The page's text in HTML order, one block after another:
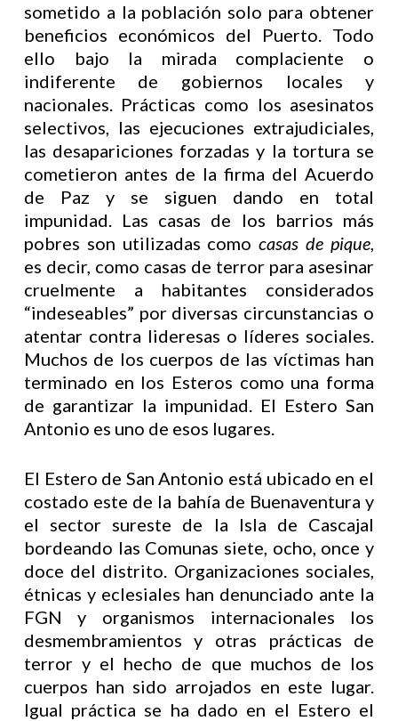
sometido a la población solo para obtener
beneficios económicos del Puerto. Todo
ello bajo la mirada complaciente o
indiferente de gobiernos locales y
nacionales. Prácticas como los asesinatos
selectivos, las ejecuciones extrajudiciales,
las desapariciones forzadas y la tortura se
cometieron antes de la firma del Acuerdo
de Paz y se siguen dando en total
impunidad. Las casas de los barrios más
pobres son utilizadas comocasas de pique,
es decir, como casas de terror para asesinar
cruelmente a habitantes considerados
“indeseables” por diversas circunstancias o
atentar contra lideresas o líderes sociales.
Muchos de los cuerpos de las víctimas han
terminado en los Esteros como una forma
de garantizar la impunidad. El Estero San
Antonio es uno de esos lugares.
El Estero de San Antonio está ubicado en el
costado este de la bahía de Buenaventura y
el sector sureste de la Isla de Cascajal
bordeando las Comunas siete, ocho, once y
doce del distrito. Organizaciones sociales,
étnicas y eclesiales han denunciado ante la
FGN y organismos internacionales los
desmembramientos y otras prácticas de
terror y el hecho de que muchos de los
cuerpos han sido arrojados en este lugar.
Igual práctica se ha dado en el Estero el